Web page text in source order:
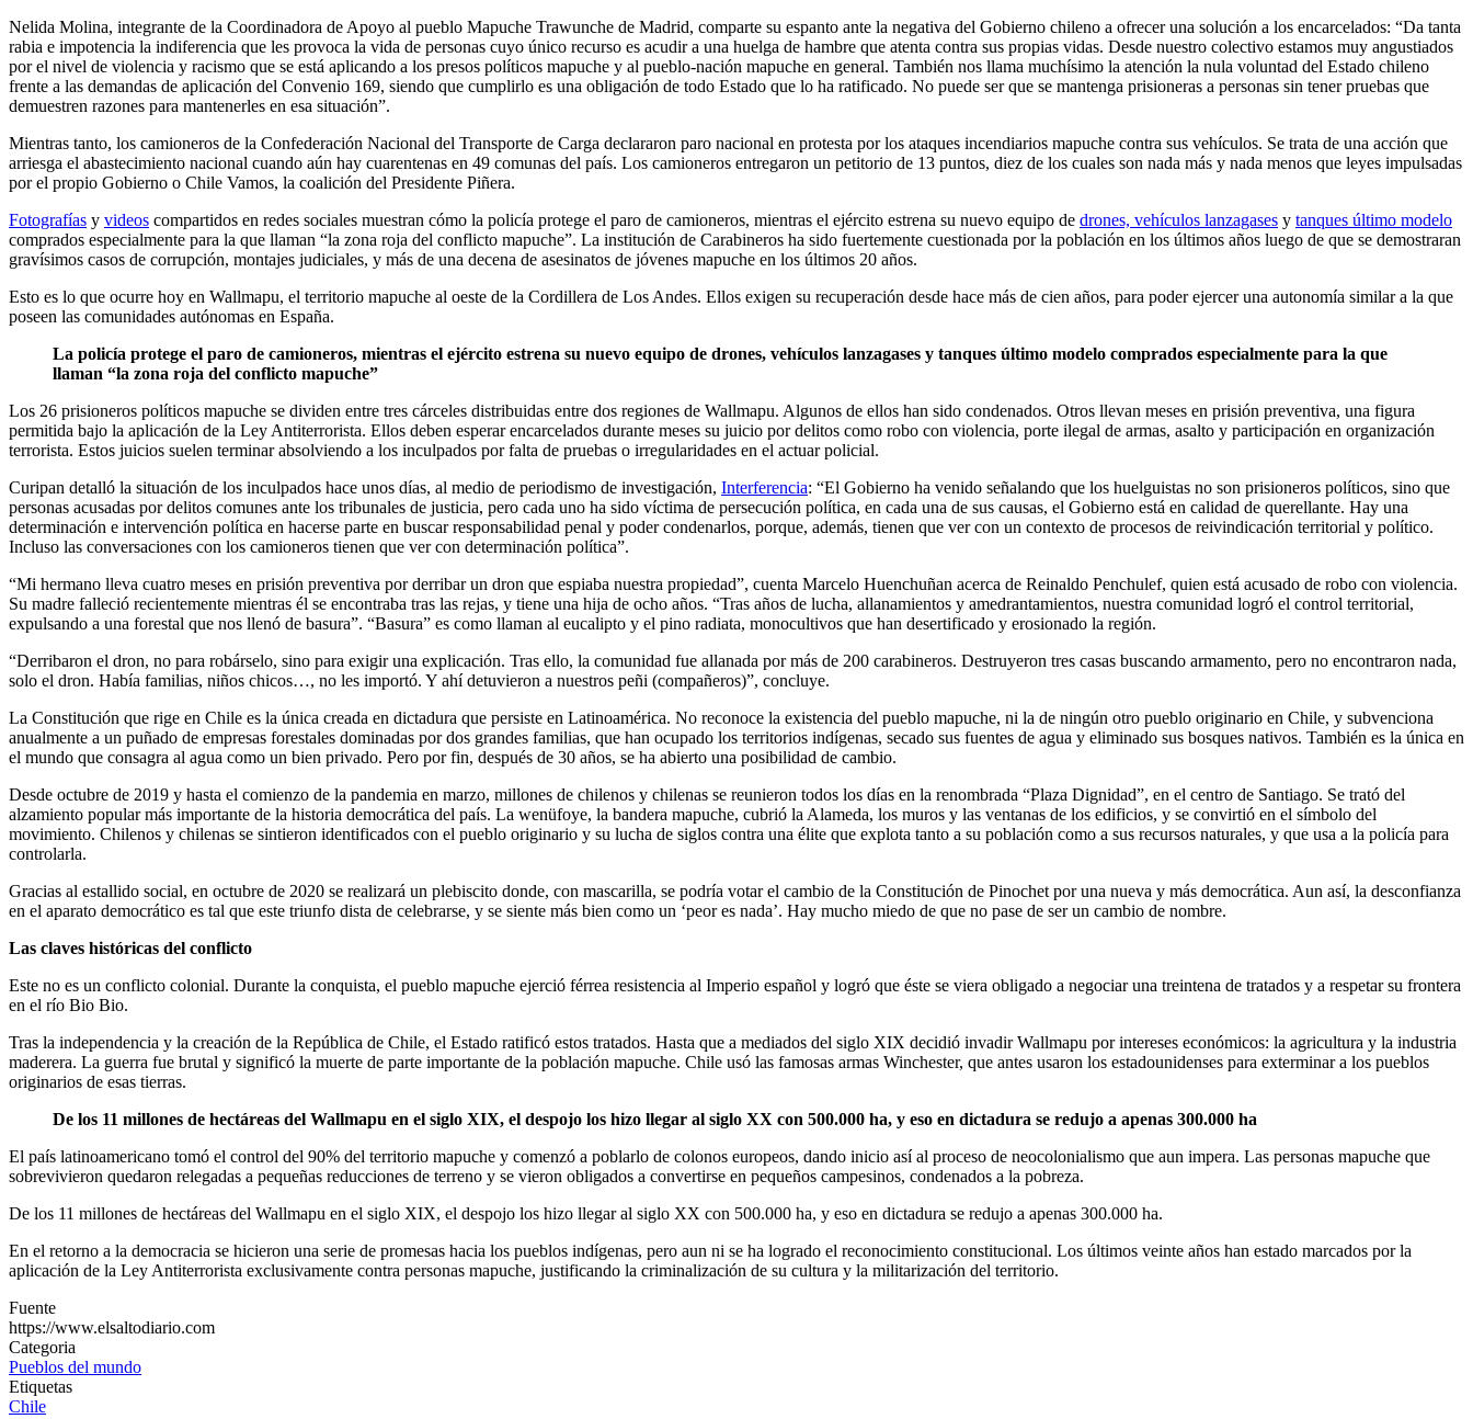
Nelida Molina, integrante de la Coordinadora de Apoyo al pueblo Mapuche Trawunche de Madrid, comparte su espanto ante la negativa del Gobierno chileno a ofrecer una solución a los encarcelados: “Da tanta
rabia e impotencia la indiferencia que les provoca la vida de personas cuyo único recurso es acudir a una huelga de hambre que atenta contra sus propias vidas. Desde nuestro colectivo estamos muy angustiados
por el nivel de violencia y racismo que se está aplicando a los presos políticos mapuche y al pueblo-nación mapuche en general. También nos llama muchísimo la atención la nula voluntad del Estado chileno
frente a las demandas de aplicación del Convenio 169, siendo que cumplirlo es una obligación de todo Estado que lo ha ratificado. No puede ser que se mantenga prisioneras a personas sin tener pruebas que
demuestren razones para mantenerles en esa situación”.
Mientras tanto, los camioneros de la Confederación Nacional del Transporte de Carga declararon paro nacional en protesta por los ataques incendiarios mapuche contra sus vehículos. Se trata de una acción que
arriesga el abastecimiento nacional cuando aún hay cuarentenas en 49 comunas del país. Los camioneros entregaron un petitorio de 13 puntos, diez de los cuales son nada más y nada menos que leyes impulsadas
por el propio Gobierno o Chile Vamos, la coalición del Presidente Piñera.
Fotografías y videos compartidos en redes sociales muestran cómo la policía protege el paro de camioneros, mientras el ejército estrena su nuevo equipo de drones, vehículos lanzagases y tanques último modelo
comprados especialmente para la que llaman “la zona roja del conflicto mapuche”. La institución de Carabineros ha sido fuertemente cuestionada por la población en los últimos años luego de que se demostraran
gravísimos casos de corrupción, montajes judiciales, y más de una decena de asesinatos de jóvenes mapuche en los últimos 20 años.
Esto es lo que ocurre hoy en Wallmapu, el territorio mapuche al oeste de la Cordillera de Los Andes. Ellos exigen su recuperación desde hace más de cien años, para poder ejercer una autonomía similar a la que
poseen las comunidades autónomas en España.
La policía protege el paro de camioneros, mientras el ejército estrena su nuevo equipo de drones, vehículos lanzagases y tanques último modelo comprados especialmente para la que
llaman “la zona roja del conflicto mapuche”
Los 26 prisioneros políticos mapuche se dividen entre tres cárceles distribuidas entre dos regiones de Wallmapu. Algunos de ellos han sido condenados. Otros llevan meses en prisión preventiva, una figura
permitida bajo la aplicación de la Ley Antiterrorista. Ellos deben esperar encarcelados durante meses su juicio por delitos como robo con violencia, porte ilegal de armas, asalto y participación en organización
terrorista. Estos juicios suelen terminar absolviendo a los inculpados por falta de pruebas o irregularidades en el actuar policial.
Curipan detalló la situación de los inculpados hace unos días, al medio de periodismo de investigación, Interferencia: “El Gobierno ha venido señalando que los huelguistas no son prisioneros políticos, sino que
personas acusadas por delitos comunes ante los tribunales de justicia, pero cada uno ha sido víctima de persecución política, en cada una de sus causas, el Gobierno está en calidad de querellante. Hay una
determinación e intervención política en hacerse parte en buscar responsabilidad penal y poder condenarlos, porque, además, tienen que ver con un contexto de procesos de reivindicación territorial y político.
Incluso las conversaciones con los camioneros tienen que ver con determinación política”.
“Mi hermano lleva cuatro meses en prisión preventiva por derribar un dron que espiaba nuestra propiedad”, cuenta Marcelo Huenchuñan acerca de Reinaldo Penchulef, quien está acusado de robo con violencia.
Su madre falleció recientemente mientras él se encontraba tras las rejas, y tiene una hija de ocho años. “Tras años de lucha, allanamientos y amedrantamientos, nuestra comunidad logró el control territorial,
expulsando a una forestal que nos llenó de basura”. “Basura” es como llaman al eucalipto y el pino radiata, monocultivos que han desertificado y erosionado la región.
“Derribaron el dron, no para robárselo, sino para exigir una explicación. Tras ello, la comunidad fue allanada por más de 200 carabineros. Destruyeron tres casas buscando armamento, pero no encontraron nada,
solo el dron. Había familias, niños chicos…, no les importó. Y ahí detuvieron a nuestros peñi (compañeros)”, concluye.
La Constitución que rige en Chile es la única creada en dictadura que persiste en Latinoamérica. No reconoce la existencia del pueblo mapuche, ni la de ningún otro pueblo originario en Chile, y subvenciona
anualmente a un puñado de empresas forestales dominadas por dos grandes familias, que han ocupado los territorios indígenas, secado sus fuentes de agua y eliminado sus bosques nativos. También es la única en
el mundo que consagra al agua como un bien privado. Pero por fin, después de 30 años, se ha abierto una posibilidad de cambio.
Desde octubre de 2019 y hasta el comienzo de la pandemia en marzo, millones de chilenos y chilenas se reunieron todos los días en la renombrada “Plaza Dignidad”, en el centro de Santiago. Se trató del
alzamiento popular más importante de la historia democrática del país. La wenüfoye, la bandera mapuche, cubrió la Alameda, los muros y las ventanas de los edificios, y se convirtió en el símbolo del
movimiento. Chilenos y chilenas se sintieron identificados con el pueblo originario y su lucha de siglos contra una élite que explota tanto a su población como a sus recursos naturales, y que usa a la policía para
controlarla.
Gracias al estallido social, en octubre de 2020 se realizará un plebiscito donde, con mascarilla, se podría votar el cambio de la Constitución de Pinochet por una nueva y más democrática. Aun así, la desconfianza
en el aparato democrático es tal que este triunfo dista de celebrarse, y se siente más bien como un ‘peor es nada’. Hay mucho miedo de que no pase de ser un cambio de nombre.
Las claves históricas del conflicto
Este no es un conflicto colonial. Durante la conquista, el pueblo mapuche ejerció férrea resistencia al Imperio español y logró que éste se viera obligado a negociar una treintena de tratados y a respetar su frontera
en el río Bio Bio.
Tras la independencia y la creación de la República de Chile, el Estado ratificó estos tratados. Hasta que a mediados del siglo XIX decidió invadir Wallmapu por intereses económicos: la agricultura y la industria
maderera. La guerra fue brutal y significó la muerte de parte importante de la población mapuche. Chile usó las famosas armas Winchester, que antes usaron los estadounidenses para exterminar a los pueblos
originarios de esas tierras.
De los 11 millones de hectáreas del Wallmapu en el siglo XIX, el despojo los hizo llegar al siglo XX con 500.000 ha, y eso en dictadura se redujo a apenas 300.000 ha
El país latinoamericano tomó el control del 90% del territorio mapuche y comenzó a poblarlo de colonos europeos, dando inicio así al proceso de neocolonialismo que aun impera. Las personas mapuche que
sobrevivieron quedaron relegadas a pequeñas reducciones de terreno y se vieron obligados a convertirse en pequeños campesinos, condenados a la pobreza.
De los 11 millones de hectáreas del Wallmapu en el siglo XIX, el despojo los hizo llegar al siglo XX con 500.000 ha, y eso en dictadura se redujo a apenas 300.000 ha.
En el retorno a la democracia se hicieron una serie de promesas hacia los pueblos indígenas, pero aun ni se ha logrado el reconocimiento constitucional. Los últimos veinte años han estado marcados por la
aplicación de la Ley Antiterrorista exclusivamente contra personas mapuche, justificando la criminalización de su cultura y la militarización del territorio.
Fuente
https://www.elsaltodiario.com
Categoria
Pueblos del mundo
Etiquetas
Chile